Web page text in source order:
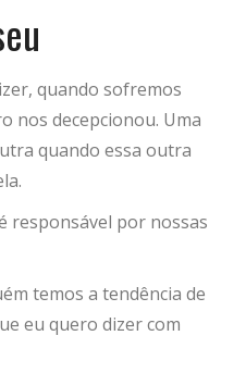
quando sofremos
nos decepcionou. Uma
quando essa outra
responsável por nossas
temos a tendência de
eu quero dizer com